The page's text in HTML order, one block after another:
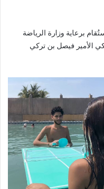
برعاية وزارة الرياضة
الأمير فيصل بن تركي